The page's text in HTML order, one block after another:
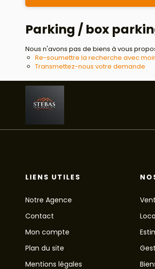
Parking / box
Nous n'avons pas de biens à vous
Re-soumettre la recherche avec
Transmettez-nous votre demande
LIENS UTILES
Notre Agence
Contact
Mon compte
Plan du site
Mentions légales